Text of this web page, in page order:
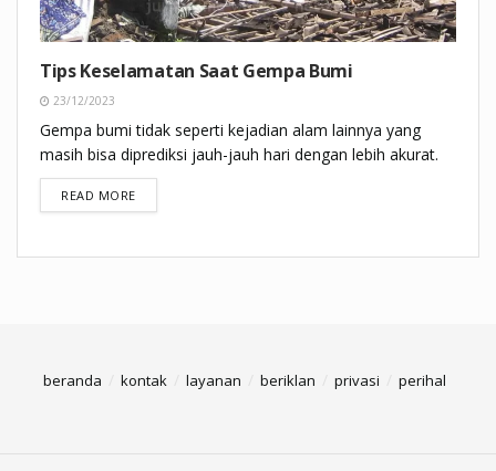
Tips Keselamatan Saat Gempa Bumi
23/12/2023
Gempa bumi tidak seperti kejadian alam lainnya yang
masih bisa diprediksi jauh-jauh hari dengan lebih akurat.
READ MOREDETAILS
beranda kontak layanan beriklan privasi perihal